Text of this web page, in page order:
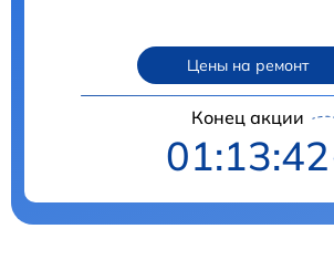
Цены на ремонт
Конец акции
01:13:41